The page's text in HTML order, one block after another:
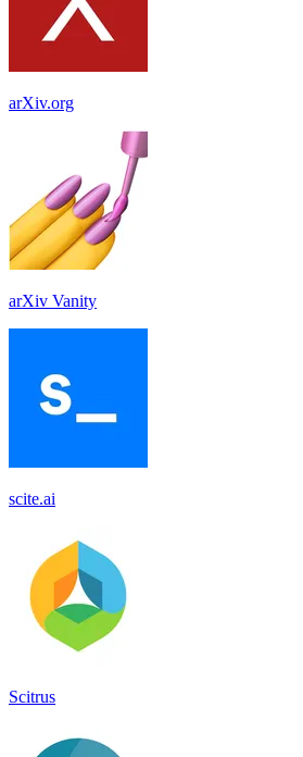
arXiv.org
arXiv Vanity
scite.ai
Scitrus